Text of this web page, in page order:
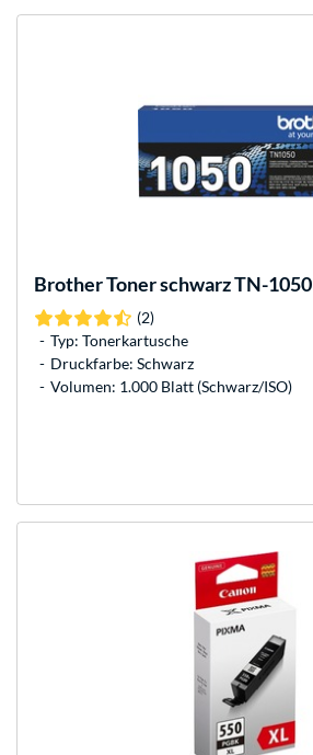
BrotherToner schwarz TN-1050
(2)
Typ: Tonerkartusche
Druckfarbe: Schwarz
Volumen: 1.000 Blatt (Schwarz/ISO)